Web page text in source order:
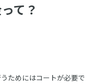
て？
ためにはコートが必要で